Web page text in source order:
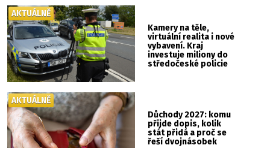
Kamery na těle,
virtuální realita i nové
vybavení. Kraj
investuje miliony do
středočeské policie
AKTUÁLNĚ
Důchody 2027: komu
přijde dopis, kolik
stát přidá a proč se
řeší dvojnásobek
AKTUÁLNĚ